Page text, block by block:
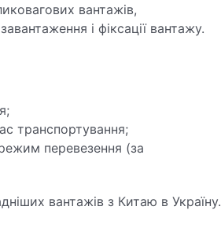
вантажів,
і фіксації вантажу.
транспортування;
перевезення (за
вантажів з Китаю в Україну.